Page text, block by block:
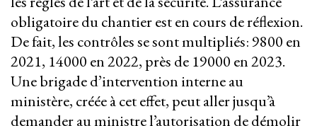
obligatoire du chantier est en cours de réflexion.
De fait, les contrôles se sont multipliés: 9800 en
2021, 14000 en 2022, près de 19000 en 2023.
Une brigade d’intervention interne au
ministère, créée à cet effet, peut aller jusqu’à
demander au ministre l’autorisation de démolir